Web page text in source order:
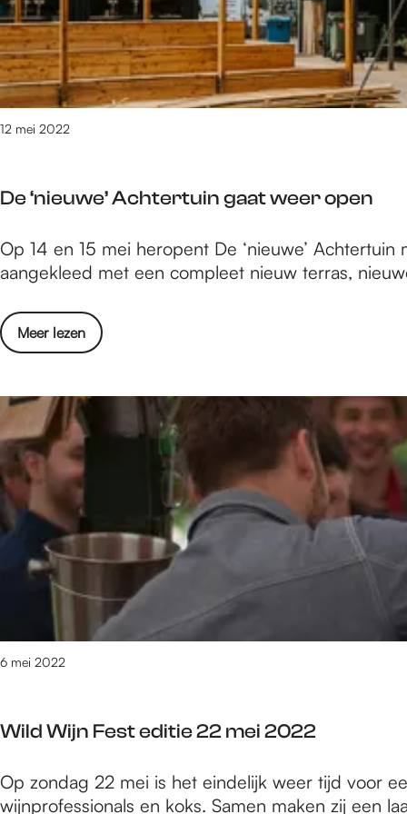
e
n
!
e
o
p
e
n
d
n
N
j
m
g
e
v
a
l
T
R
E
e
p
e
d
i
j
g
e
n
De ‘nieuwe’ Achtertuin gaat weer open
12 mei 2022
D
e
n
i
w
e
’
A
h
u
i
g
a
t
Op 14 en 15 mei heropent De ‘nieuwe’
aangekleed met een compleet nieuw terras,
Meer lezen
o
v
r
D
e
‘
n
i
e
u
w
e
’
A
t
r
t
Wild Wijn Fest editie 22 mei 2022
6 mei 2022
W
i
Op zondag 22 mei is het eindelijk weer tijd voor
wijnprofessionals en koks. Samen maken zij een